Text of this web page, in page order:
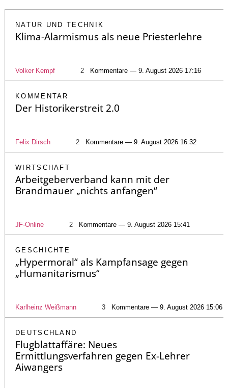
NATUR UND TECHNIK
Klima-Alarmismus als neue Priesterlehre
Volker Kempf 2 Kommentare — 9. August 2026 17:16
KOMMENTAR
Der Historikerstreit 2.0
Felix Dirsch 2 Kommentare — 9. August 2026 16:32
WIRTSCHAFT
Arbeitgeberverband kann mit der
Brandmauer „nichts anfangen“
JF-Online 2 Kommentare — 9. August 2026 15:41
GESCHICHTE
„Hypermoral“ als Kampfansage gegen
„Humanitarismus“
Karlheinz Weißmann 3 Kommentare — 9. August 2026 15:06
DEUTSCHLAND
Flugblattaffäre: Neues
Ermittlungsverfahren gegen Ex-Lehrer
Aiwangers